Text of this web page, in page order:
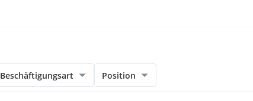
Beschäftigungsart Position